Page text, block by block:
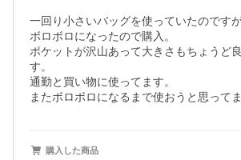
一回り小さいバッグを使っていたのです
ボロボロになったので購入。
ポケットが沢山あって大きさもちょうど
す。
通勤と買い物に使ってます。
またボロボロになるまで使おうと思って
購入した商品